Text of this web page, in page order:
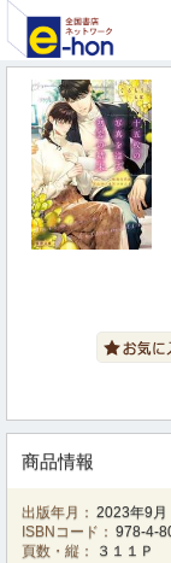
商品情報
出版年月： 2023年9月
ISBNコード： 978-4-
頁数・縦：
３１１Ｐ